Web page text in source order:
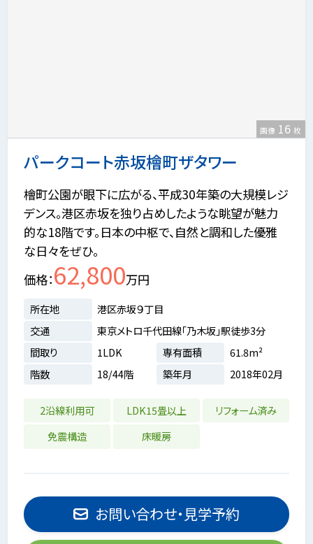
パークコート赤坂檜町ザタワー
画像 16 枚
檜町公園が眼下に広がる、平成30年築の大規模レジ
デンス。港区赤坂を独り占めしたような眺望が魅力
的な18階です。日本の中枢で、自然と調和した優雅
な日々をぜひ。
価格 62,800万円
所在地
港区赤坂９丁目
交通
東京メトロ千代田線「乃木坂」駅徒歩3分
間取り
1LDK 専有面積
61.8m²
階数
18/44階 築年月 2018年02月
2沿線利用可 LDK15畳以上
リフォーム済み
免震構造
床暖房
お問い合わせ・見学予約